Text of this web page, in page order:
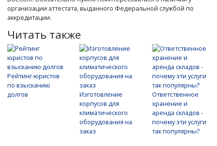
организации аттестата, выданного Федеральной службой по
аккредитации.
Читать также
Рейтинг юристов
по взысканию
долгов
Изготовление
корпусов для
климатического
оборудования на
заказ
Ответственное
хранение и
аренда складов -
почему эти услуги
так популярны?